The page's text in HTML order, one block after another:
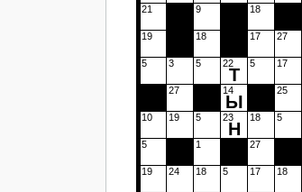
21 9 18
19 18 17 27
5 3 5 22
Т
5 17
27 14
Ы
25
10 19 5 23
Н
18 5
5 1 27
19 24 18 5 17 18